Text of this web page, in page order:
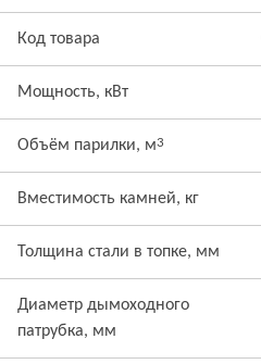
Код товара
Мощность, кВт
Объём парилки, м3
Вместимость камней, кг
Толщина стали в топке, мм
Диаметр дымоходного
патрубка, мм